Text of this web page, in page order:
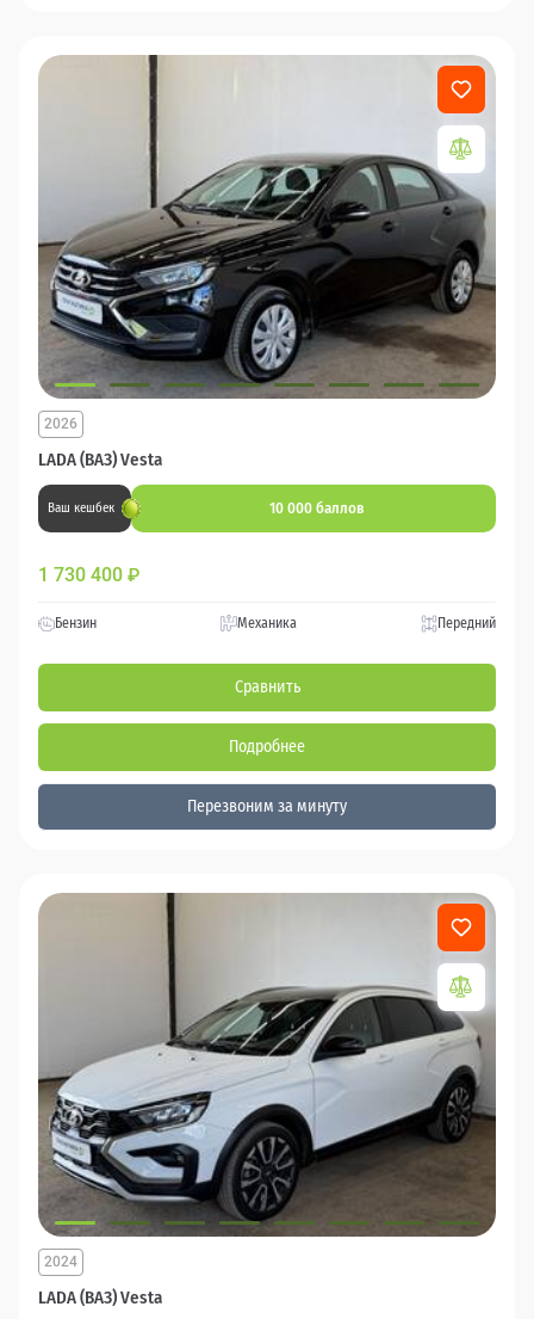
LADA (ВАЗ) Vesta
2026
Ваш кешбек 10 000 баллов
1 730 400 ₽
Бензин Механика Передний
Сравнить
Подробнее
Перезвоним за минуту
LADA (ВАЗ) Vesta
2024